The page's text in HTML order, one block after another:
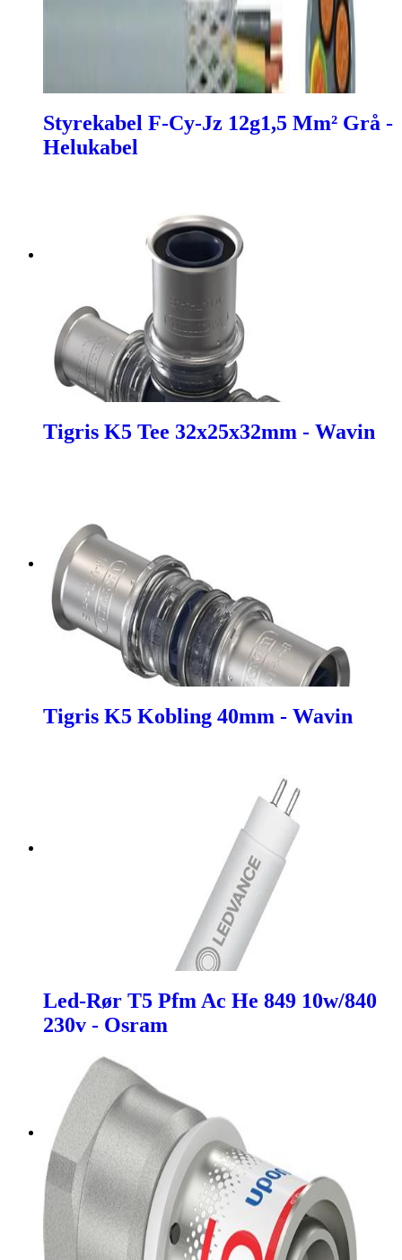
Styrekabel F-Cy-Jz 12g1,5 Mm² Grå -
Helukabel
Tigris K5 Tee 32x25x32mm - Wavin
Tigris K5 Kobling 40mm - Wavin
Led-Rør T5 Pfm Ac He 849 10w/840
230v - Osram